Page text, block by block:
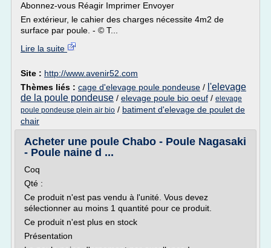
Abonnez-vous Réagir Imprimer Envoyer
En extérieur, le cahier des charges nécessite 4m2 de
surface par poule. - © T...
Lire la suite
Site : http://www.avenir52.com
Thèmes liés : cage d'elevage poule pondeuse / l'elevage
de la poule pondeuse / elevage poule bio oeuf / elevage
poule pondeuse plein air bio / batiment d'elevage de poulet de
chair
Acheter une poule Chabo - Poule Nagasaki
- Poule naine d ...
Coq
Qté :
Ce produit n'est pas vendu à l'unité. Vous devez
sélectionner au moins 1 quantité pour ce produit.
Ce produit n'est plus en stock
Présentation